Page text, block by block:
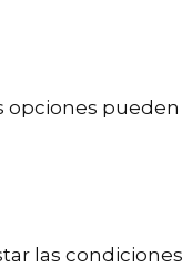
opciones pueden
las